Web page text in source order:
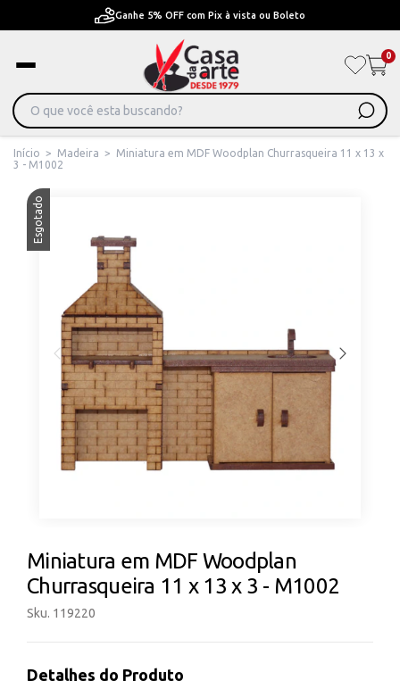
Ganhe 5% OFF com Pix à vista ou Boleto
0
Início > Madeira >
Miniatura em MDF Woodplan Churrasqueira 11 x 13 x
3 - M1002
Esgotado
Miniatura em MDF Woodplan
Churrasqueira 11 x 13 x 3 - M1002
Sku. 119220
Detalhes do Produto